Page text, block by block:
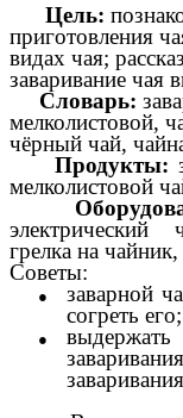
Цель:
приготовления
видах чая;
заваривание чая
Словарь:
мелколистовой,
чёрный чай,
Продукты:
мелколистовой
электрический
грелка на
Советы:
заварной
согреть его;